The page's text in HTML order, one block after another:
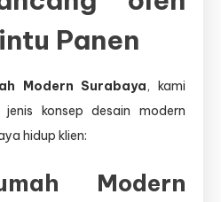
Panen
Modern Surabaya, kami
konsep desain modern
hidup klien:
Modern